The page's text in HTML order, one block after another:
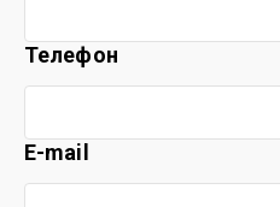
Телефон
E-mail